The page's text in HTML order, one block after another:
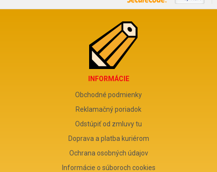
INFORMÁCIE
Obchodné podmienky
Reklamačný poriadok
Odstúpiť od zmluvy tu
Doprava a platba kuriérom
Ochrana osobných údajov
Informácie o súboroch cookies